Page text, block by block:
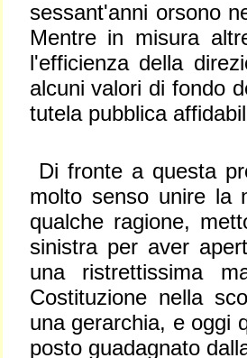
sessant'anni orsono
Mentre in misura
l'efficienza della
alcuni valori di fondo
tutela pubblica
Di fronte a questa
molto senso unire la
qualche ragione,
sinistra per aver
una ristrettissima
Costituzione nella
una gerarchia, e oggi
posto guadagnato